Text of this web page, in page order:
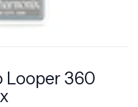
Looper 360